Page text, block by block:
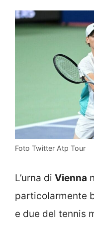
Foto Twitter Atp Tour
L’urna di Vienna
particolarmente
e due del tennis